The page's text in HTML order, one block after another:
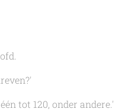
tot 120, onder andere.'